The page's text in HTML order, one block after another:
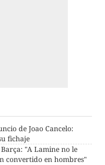
de Joao Cancelo:
fichaje
"A Lamine no le
convertido en hombres"